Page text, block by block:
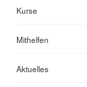
Kurse
Mithelfen
Aktuelles